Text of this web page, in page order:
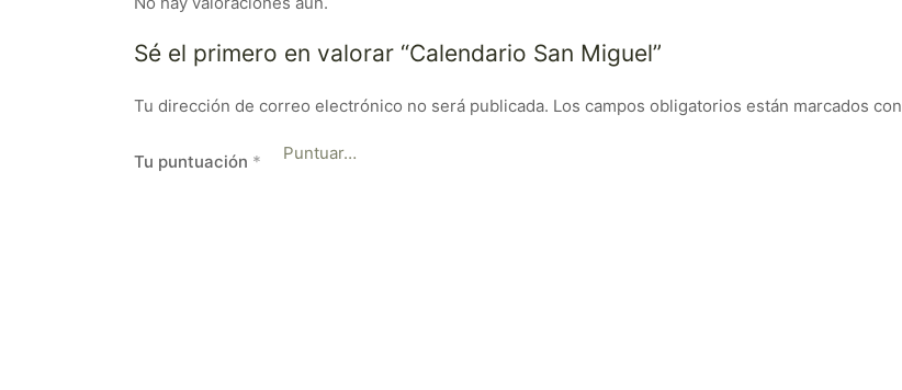
Sé el primero en valorar “Calendario San Miguel”
Tu dirección de correo electrónico no será publicada. Los campos obligatorios están marcados con
Tu puntuación *